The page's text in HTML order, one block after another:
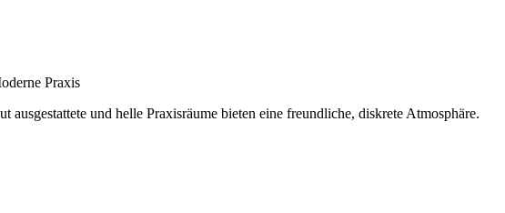
Praxis
ausgestattete und helle Praxisräume bieten eine freundliche, diskrete Atmosphäre.